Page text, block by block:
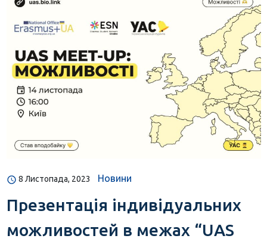
8 Листопада, 2023 Новини
Презентація індивідуальних
можливостей в межах “UAS